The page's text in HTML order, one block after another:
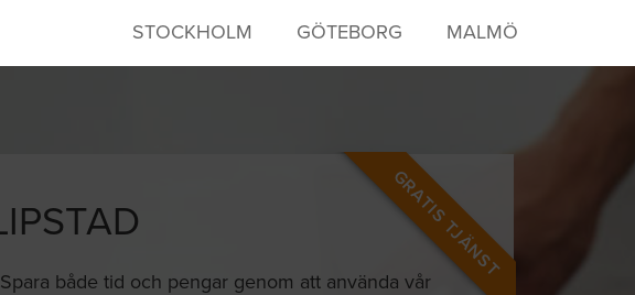
STOCKHOLM GÖTEBORG MALMÖ
GRATIS TJÄNST
både tid och pengar genom att använda vår